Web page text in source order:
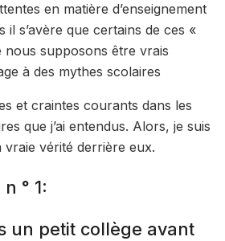
en matière d’enseignement
il s’avère que certains de ces «
supposons être vrais
à des mythes scolaires
et craintes courants dans les
que j’ai entendus. Alors, je suis
vérité derrière eux.
° 1:
un petit collège avant